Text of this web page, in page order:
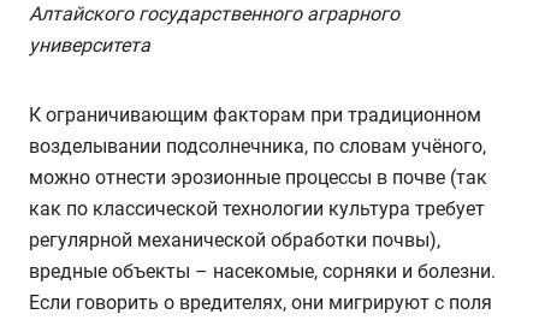
Алтайского государственного аграрного
университета
К ограничивающим факторам при традиционном
возделывании подсолнечника, по словам учёного,
можно отнести эрозионные процессы в почве (так
как по классической технологии культура требует
регулярной механической обработки почвы),
вредные объекты – насекомые, сорняки и болезни.
Если говорить о вредителях, они мигрируют с поля